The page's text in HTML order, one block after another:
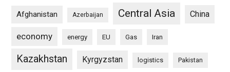
Afghanistan Azerbaijan Central Asia China
economy energy EU Gas Iran
Kazakhstan Kyrgyzstan logistics Pakistan